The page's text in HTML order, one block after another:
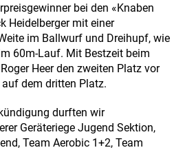
bei den «Knaben
Heidelberger mit einer
im Ballwurf und Dreihupf, wie
60m-Lauf. Mit Bestzeit beim
Heer den zweiten Platz vor
dem dritten Platz.
durften wir
Geräteriege Jugend Sektion,
Team Aerobic 1+2, Team